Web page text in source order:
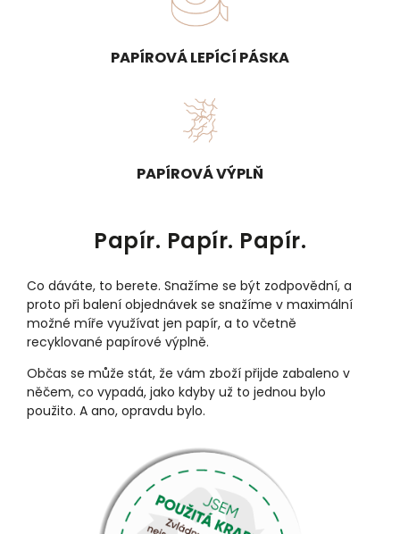
PAPÍROVÁ LEPÍCÍ PÁSKA
PAPÍROVÁ VÝPLŇ
Papír. Papír. Papír.
Co dáváte, to berete. Snažíme se být zodpovědní, a
proto při balení objednávek se snažíme v maximální
možné míře využívat jen papír, a to včetně
recyklované papírové výplně.
Občas se může stát, že vám zboží přijde zabaleno v
něčem, co vypadá, jako kdyby už to jednou bylo
použito. A ano, opravdu bylo.